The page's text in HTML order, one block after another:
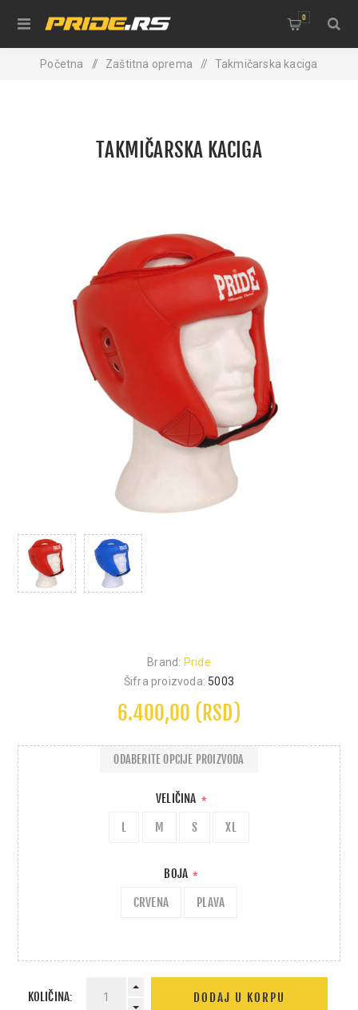
0
Početna / Zaštitna oprema / Takmičarska kaciga
TAKMIČARSKA KACIGA
Brand: Pride
Šifra proizvoda: 5003
6.400,00 (RSD)
VELIČINA *
L M S XL
BOJA *
CRVENA PLAVA
ODABERITE OPCIJE PROIZVODA
KOLIČINA: